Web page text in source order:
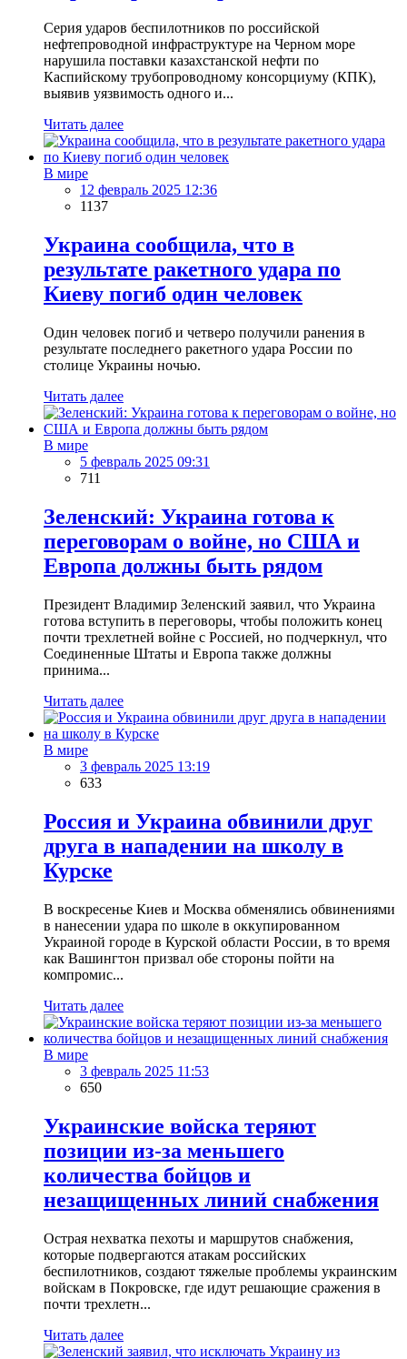
Серия ударов беспилотников по российской
нефтепроводной инфраструктуре на Черном море
нарушила поставки казахстанской нефти по
Каспийскому трубопроводному консорциуму (КПК),
выявив уязвимость одного и...
Читать далее
В мире
12 февраль 2025 12:36
1137
Украина сообщила, что в
результате ракетного удара по
Киеву погиб один человек
Один человек погиб и четверо получили ранения в
результате последнего ракетного удара России по
столице Украины ночью.
Читать далее
В мире
5 февраль 2025 09:31
711
Зеленский: Украина готова к
переговорам о войне, но США и
Европа должны быть рядом
Президент Владимир Зеленский заявил, что Украина
готова вступить в переговоры, чтобы положить конец
почти трехлетней войне с Россией, но подчеркнул, что
Соединенные Штаты и Европа также должны
принима...
Читать далее
В мире
3 февраль 2025 13:19
633
Россия и Украина обвинили друг
друга в нападении на школу в
Курске
В воскресенье Киев и Москва обменялись обвинениями
в нанесении удара по школе в оккупированном
Украиной городе в Курской области России, в то время
как Вашингтон призвал обе стороны пойти на
компромис...
Читать далее
В мире
3 февраль 2025 11:53
650
Украинские войска теряют
позиции из-за меньшего
количества бойцов и
незащищенных линий снабжения
Острая нехватка пехоты и маршрутов снабжения,
которые подвергаются атакам российских
беспилотников, создают тяжелые проблемы украинским
войскам в Покровске, где идут решающие сражения в
почти трехлетн...
Читать далее